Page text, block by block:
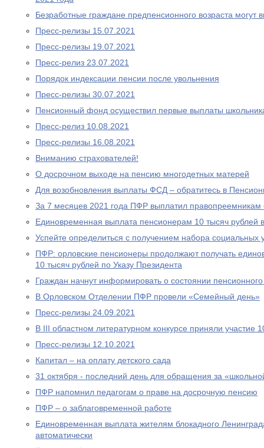
Безработные граждане предпенсионного возраста
Пресс-релизы 15.07.2021
Пресс-релизы 19.07.2021
Пресс-релиз 23.07.2021
Порядок индексации пенсии после увольнения
Пресс-релизы 30.07.2021
Пенсионный фонд осуществил первые выплаты
Пресс-релиз 10.08.2021
Пресс-релизы 16.08.2021
Вниманию страхователей!
О досрочном выходе на пенсию многодетных матерей
Для возобновления выплаты ФСД – обратитесь в
За 7 месяцев 2021 года ПФР выплатил
Единовременная выплата пенсионерам 10 тысяч рублей
Успейте определиться с получением набора социальных
ПФР: орловские пенсионеры продолжают получать
10 тысяч рублей по Указу Президента
Граждан начнут информировать о состоянии
В Орловском Отделении ПФР провели «Семейный день»
Пресс-релизы 24.09.2021
В III областном литературном конкурсе приняли участие
Пресс-релизы 12.10.2021
Капитал – на оплату детского сада
31 октября - последний день для обращения за
ПФР напомнил педагогам о праве на досрочную пенсию
ПФР – о заблаговременной работе
Единовременная выплата жителям блокадного
автоматически